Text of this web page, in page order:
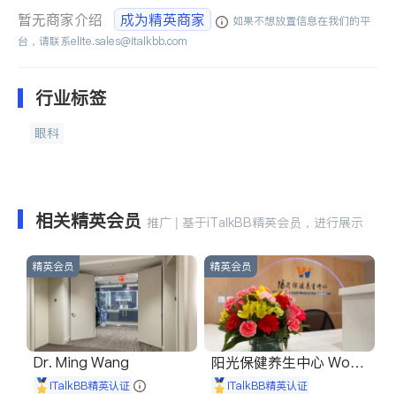
暂无商家介绍 成为精英商家
如果不想放置信息在我们的平
台，请联系elite.sales@italkbb.com
行业标签
眼科
相关精英会员 推广 | 基于iTalkBB精英会员，进行展示
精英会员
Dr. Ming Wang
iTalkBB精英认证
精英会员
阳光保健养生中心 World
shine
iTalkBB精英认证